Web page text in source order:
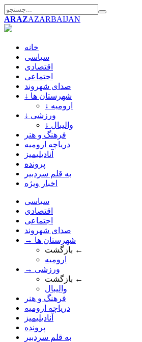
ARAZAZARBAIJAN
خانه
سیاسی
اقتصادی
اجتماعی
صدای شهروند
↓ شهرستان ها
↓ ارومیه
↓ ورزشی
↓ والیبال
فرهنگ و هنر
دریاچه ارومیه
آنادیلیمیز
پرونده
به قلم سردبیر
اخبار ویژه
سیاسی
اقتصادی
اجتماعی
صدای شهروند
→ شهرستان ها
بازگشت ←
ارومیه
→ ورزشی
بازگشت ←
والیبال
فرهنگ و هنر
دریاچه ارومیه
آنادیلیمیز
پرونده
به قلم سردبیر